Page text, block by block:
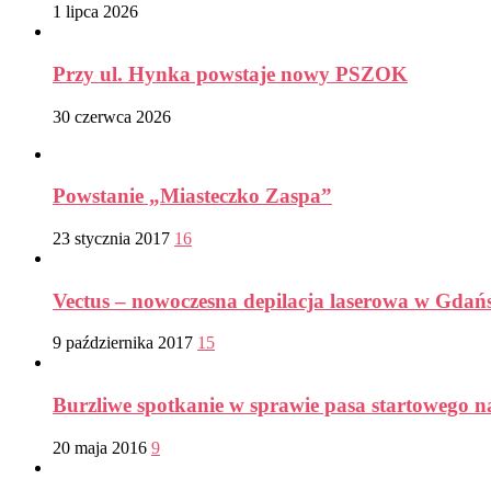
1 lipca 2026
Przy ul. Hynka powstaje nowy PSZOK
30 czerwca 2026
Powstanie „Miasteczko Zaspa”
23 stycznia 2017 16
Vectus – nowoczesna depilacja laserowa w
9 października 2017 15
Burzliwe spotkanie w sprawie pasa startowego
20 maja 2016 9